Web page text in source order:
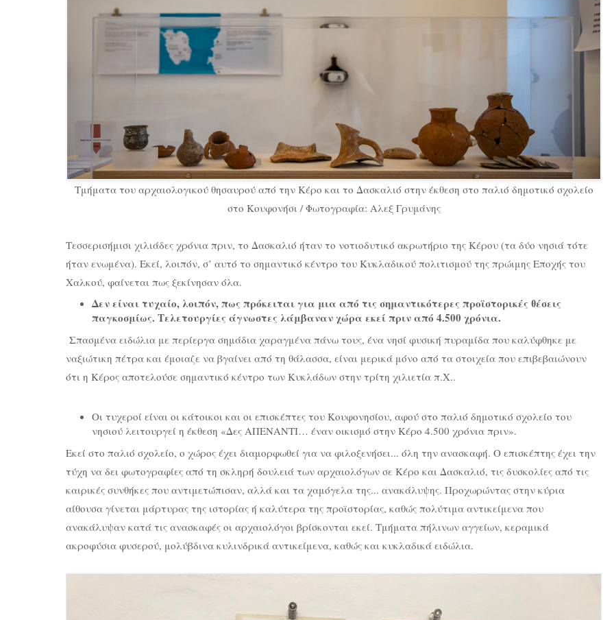
Τμήματα του αρχαιολογικού θησαυρού από την Κέρο και το Δασκαλιό στην έκθεση στο παλιό δημοτικό σχολείο
στο Κουφονήσι / Φωτογραφία: Αλεξ Γρυμάνης
Τεσσερισήμισι χιλιάδες χρόνια πριν, το Δασκαλιό ήταν το νοτιοδυτικό ακρωτήριο της Κέρου (τα δύο νησιά τότε
ήταν ενωμένα). Εκεί, λοιπόν, σ’ αυτό το σημαντικό κέντρο του Κυκλαδικού πολιτισμού της πρώιμης Εποχής του
Χαλκού, φαίνεται πως ξεκίνησαν όλα.
Δεν είναι τυχαίο, λοιπόν, πως πρόκειται για μια από τις σημαντικότερες προϊστορικές θέσεις
παγκοσμίως. Τελετουργίες άγνωστες λάμβαναν χώρα εκεί πριν από 4.500 χρόνια.
Σπασμένα ειδώλια με περίεργα σημάδια χαραγμένα πάνω τους, ένα νησί φυσική πυραμίδα που καλύφθηκε με
ναξιώτικη πέτρα και έμοιαζε να βγαίνει από τη θάλασσα, είναι μερικά μόνο από τα στοιχεία που επιβεβαιώνουν
ότι η Κέρος αποτελούσε σημαντικό κέντρο των Κυκλάδων στην τρίτη χιλιετία π.Χ..
Οι τυχεροί είναι οι κάτοικοι και οι επισκέπτες του Κουφονησίου, αφού στο παλιό δημοτικό σχολείο του
νησιού λειτουργεί η έκθεση «Δες ΑΠΕΝΑΝΤΙ… έναν οικισμό στην Κέρο 4.500 χρόνια πριν».
Εκεί στο παλιό σχολείο, ο χώρος έχει διαμορφωθεί για να φιλοξενήσει... όλη την ανασκαφή. Ο επισκέπτης έχει την
τύχη να δει φωτογραφίες από τη σκληρή δουλειά των αρχαιολόγων σε Κέρο και Δασκαλιό, τις δυσκολίες από τις
καιρικές συνθήκες που αντιμετώπισαν, αλλά και τα χαμόγελα της... ανακάλυψης. Προχωρώντας στην κύρια
αίθουσα γίνεται μάρτυρας της ιστορίας ή καλύτερα της προϊστορίας, καθώς πολύτιμα αντικείμενα που
ανακάλυψαν κατά τις ανασκαφές οι αρχαιολόγοι βρίσκονται εκεί. Τμήματα πήλινων αγγείων, κεραμικά
ακροφύσια φυσερού, μολύβδινα κυλινδρικά αντικείμενα, καθώς και κυκλαδικά ειδώλια.